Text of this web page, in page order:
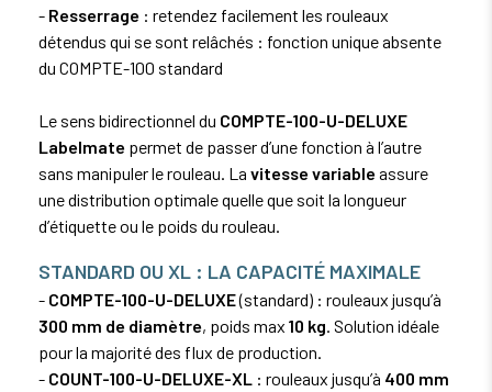
- Resserrage : retendez facilement les rouleaux
détendus qui se sont relâchés : fonction unique absente
du COMPTE-100 standard
Le sens bidirectionnel du COMPTE-100-U-DELUXE
Labelmate permet de passer d’une fonction à l’autre
sans manipuler le rouleau. La vitesse variableassure
une distribution optimale quelle que soit la longueur
d’étiquette ou le poids du rouleau.
STANDARD OU XL : LA CAPACITÉ MAXIMALE
- COMPTE-100-U-DELUXE(standard) : rouleaux jusqu’à
300 mm de diamètre, poids max 10 kg . Solution idéale
pour la majorité des flux de production.
- COUNT-100-U-DELUXE-XL : rouleaux jusqu’à 400 mm